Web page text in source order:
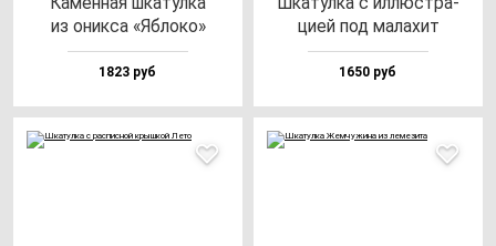
из оник­са «Ябло­ко»
1823 руб
цией под ма­ла­хит
1650 руб